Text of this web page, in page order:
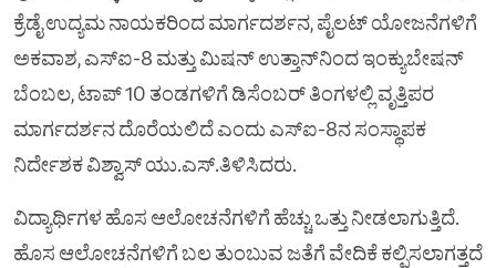
ಕ್ರೆಡೈ ಉದ್ಯಮ ನಾಯಕರಿಂದ ಮಾರ್ಗದರ್ಶನ, ಪೈಲಟ್ ಯೋಜನೆಗಳಿಗೆ
ಅಕವಾಶ, ಎಸ್‌ಐ-8 ಮತ್ತು ಮಿಷನ್ ಉತ್ತಾನ್‌ನಿಂದ ಇಂಕ್ಯುಬೇಷನ್
ಬೆಂಬಲ, ಟಾಪ್ 10 ತಂಡಗಳಿಗೆ ಡಿಸೆಂಬರ್ ತಿಂಗಳಲ್ಲಿ ವೃತ್ತಿಪರ
ಮಾರ್ಗದರ್ಶನ ದೊರೆಯಲಿದೆ ಎಂದು ಎಸ್‌ಐ-8ನ ಸಂಸ್ಥಾಪಕ
ನಿರ್ದೇಶಕ ವಿಶ್ವಾಸ್ ಯು.ಎಸ್.ತಿಳಿಸಿದರು.
ವಿದ್ಯಾರ್ಥಿಗಳ ಹೊಸ ಆಲೋಚನೆಗಳಿಗೆ ಹೆಚ್ಚು ಒತ್ತು ನೀಡಲಾಗುತ್ತಿದೆ.
ಹೊಸ ಆಲೋಚನೆಗಳಿಗೆ ಬಲ ತುಂಬುವ ಜತೆಗೆ ವೇದಿಕೆ ಕಲ್ಪಿಸಲಾಗತ್ತದೆ